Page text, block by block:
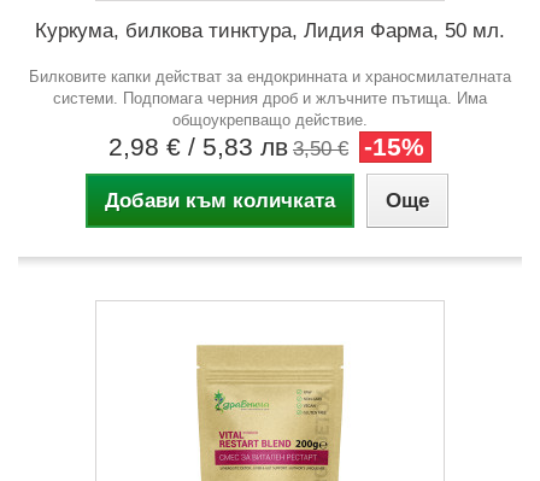
Куркума, билкова тинктура, Лидия Фарма, 50 мл.
Билковите капки действат за ендокринната и храносмилателната
системи. Подпомага черния дроб и жлъчните пътища. Има
общоукрепващо действие.
2,98 € / 5,83 лв 3,50 € -15%
Добави към количката Още